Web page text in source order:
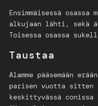
Ensimmäisessä
alkujaan lähti, sekä
Toisessa osassa
Taustaa
Alamme pääsemään
parisen vuotta sitten
keskittyvässä